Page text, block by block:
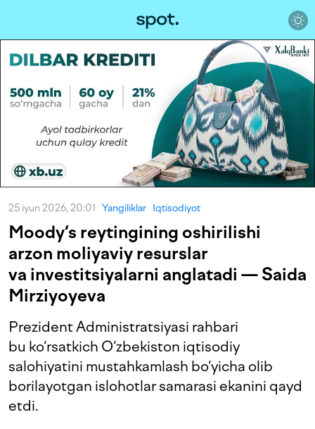
25 iyun 2026, 20:01 Yangiliklar Iqtisodiyot
Moody‘s reytingining oshirilishi
arzon moliyaviy resurslar
va investitsiyalarni anglatadi — Saida
Mirziyoyeva
Prezident Administratsiyasi rahbari
bu ko‘rsatkich O‘zbekiston iqtisodiy
salohiyatini mustahkamlash bo‘yicha olib
borilayotgan islohotlar samarasi ekanini qayd
etdi.